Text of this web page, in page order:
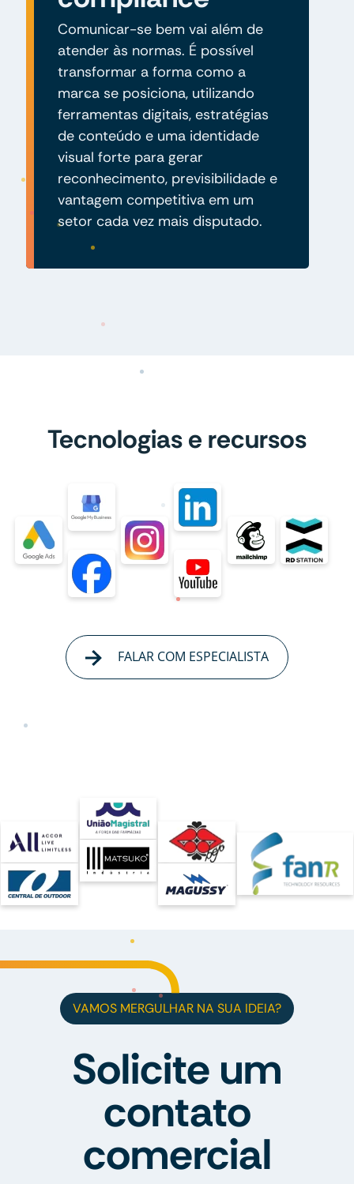
Comunicar-se bem vai além de
atender às normas. É possível
transformar a forma como a
marca se posiciona, utilizando
ferramentas digitais, estratégias
de conteúdo e uma identidade
visual forte para gerar
reconhecimento, previsibilidade e
vantagem competitiva em um
setor cada vez mais disputado.
Tecnologias e recursos
FALAR COM ESPECIALISTA
VAMOS MERGULHAR NA SUA IDEIA?
Solicite um
contato
comercial